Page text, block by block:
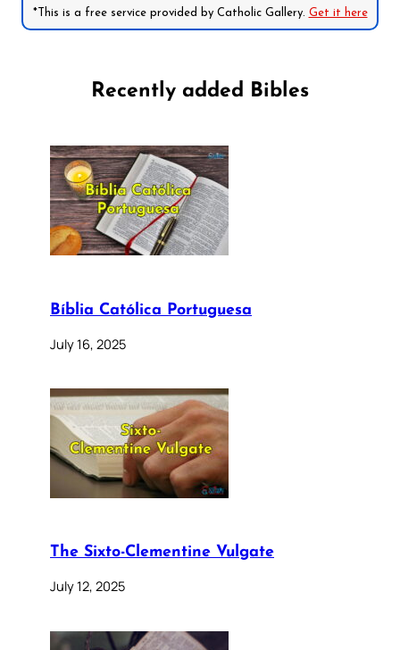
*This is a free service provided by Catholic Gallery. Get it here
Recently added Bibles
Bíblia Católica Portuguesa
July 16, 2025
The Sixto-Clementine Vulgate
July 12, 2025